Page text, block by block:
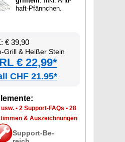
haft-Pfänn­chen.
€ 39,90
Grill & Hei­ßer Stein
€ 22,99*
CHF 21.95*
• 2 Sup­port-FAQs • 28
& Aus­zeich­nun­gen
Sup­port-Be­